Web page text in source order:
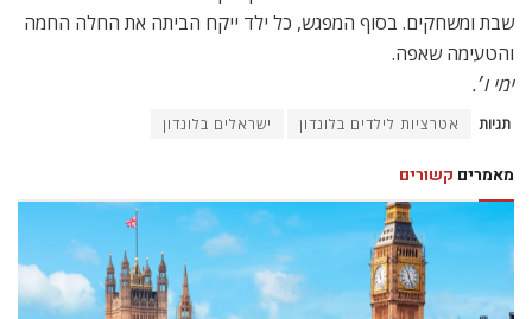
שבת ומשחקים. בסוף המפגש, כל ילד ייקח הביתה את החלה החמה
והטעימה שאפה.
ימי ו׳.
תגיות אטרציות לילדים בלונדון ישראלים בלונדון
מאמרים קשורים